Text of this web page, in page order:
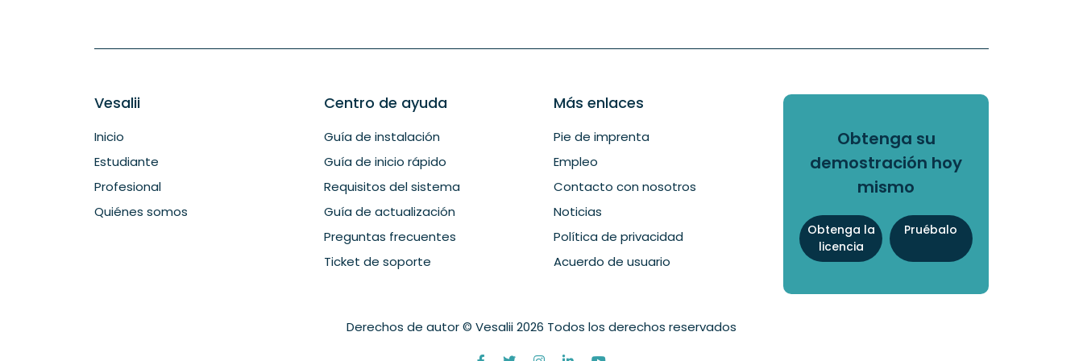
Vesalii
Inicio
Estudiante
Profesional
Quiénes somos
Centro de ayuda
Guía de instalación
Guía de inicio rápido
Requisitos del sistema
Guía de actualización
Preguntas frecuentes
Ticket de soporte
Más enlaces
Pie de imprenta
Empleo
Contacto con nosotros
Noticias
Política de privacidad
Acuerdo de usuario
Obtenga su
demostración hoy
mismo
Obtenga la
licencia
Pruébalo
Derechos de autor © Vesalii 2026 Todos los derechos reservados